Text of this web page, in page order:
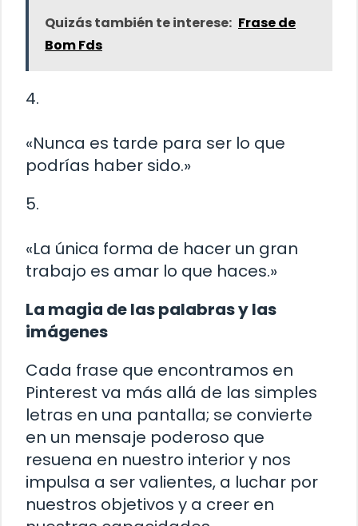
Quizás también te interese: Frase de
Bom Fds
4.
«Nunca es tarde para ser lo que
podrías haber sido.»
5.
«La única forma de hacer un gran
trabajo es amar lo que haces.»
La magia de las palabras y las
imágenes
Cada frase que encontramos en
Pinterest va más allá de las simples
letras en una pantalla; se convierte
en un mensaje poderoso que
resuena en nuestro interior y nos
impulsa a ser valientes, a luchar por
nuestros objetivos y a creer en